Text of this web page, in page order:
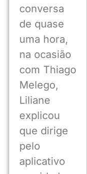
conversa
de quase
uma hora,
na ocasião
com Thiago
Melego,
Liliane
explicou
que dirige
pelo
aplicativo